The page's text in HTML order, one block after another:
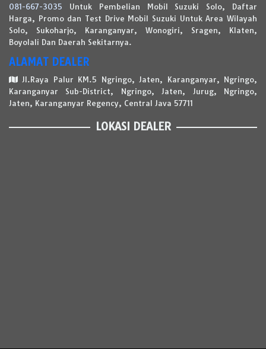
081-667-3035 Untuk Pembelian Mobil Suzuki Solo, Daftar
Harga, Promo dan Test Drive Mobil Suzuki Untuk Area Wilayah
Solo, Sukoharjo, Karanganyar, Wonogiri, Sragen, Klaten,
Boyolali Dan Daerah Sekitarnya.
ALAMAT DEALER
Jl.Raya Palur KM.5 Ngringo, Jaten, Karanganyar, Ngringo,
Karanganyar Sub-District, Ngringo, Jaten, Jurug, Ngringo,
Jaten, Karanganyar Regency, Central Java 57711
LOKASI DEALER